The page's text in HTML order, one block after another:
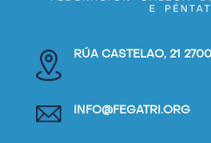
RÚA CASTELAO, 21
INFO@FEGATRI.ORG